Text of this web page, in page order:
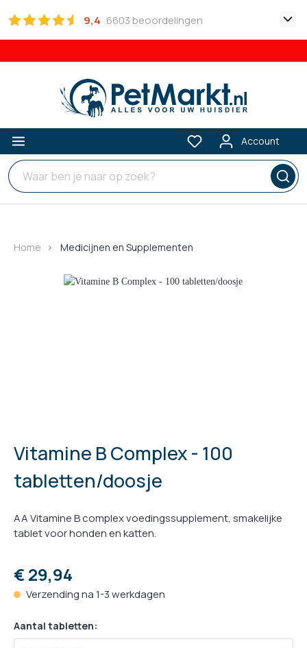
9,4 6603 beoordelingen
Account
Home Medicijnen en Supplementen
Vitamine B Complex - 100
tabletten/doosje
AA Vitamine B complex voedingssupplement, smakelijke
tablet voor honden en katten.
€ 29,94
Verzending na 1-3 werkdagen
Aantal tabletten: